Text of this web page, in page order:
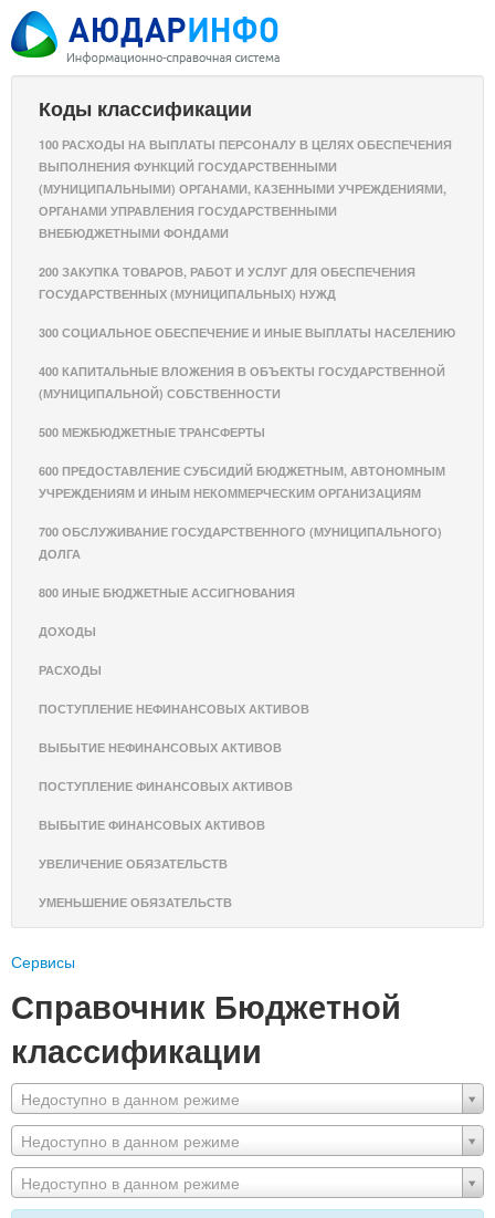
Коды классификации
100 РАСХОДЫ НА ВЫПЛАТЫ ПЕРСОНАЛУ В ЦЕЛЯХ ОБЕСПЕЧЕНИЯ
ВЫПОЛНЕНИЯ ФУНКЦИЙ ГОСУДАРСТВЕННЫМИ
(МУНИЦИПАЛЬНЫМИ) ОРГАНАМИ, КАЗЕННЫМИ УЧРЕЖДЕНИЯМИ,
ОРГАНАМИ УПРАВЛЕНИЯ ГОСУДАРСТВЕННЫМИ
ВНЕБЮДЖЕТНЫМИ ФОНДАМИ
200 ЗАКУПКА ТОВАРОВ, РАБОТ И УСЛУГ ДЛЯ ОБЕСПЕЧЕНИЯ
ГОСУДАРСТВЕННЫХ (МУНИЦИПАЛЬНЫХ) НУЖД
300 СОЦИАЛЬНОЕ ОБЕСПЕЧЕНИЕ И ИНЫЕ ВЫПЛАТЫ НАСЕЛЕНИЮ
400 КАПИТАЛЬНЫЕ ВЛОЖЕНИЯ В ОБЪЕКТЫ ГОСУДАРСТВЕННОЙ
(МУНИЦИПАЛЬНОЙ) СОБСТВЕННОСТИ
500 МЕЖБЮДЖЕТНЫЕ ТРАНСФЕРТЫ
600 ПРЕДОСТАВЛЕНИЕ СУБСИДИЙ БЮДЖЕТНЫМ, АВТОНОМНЫМ
УЧРЕЖДЕНИЯМ И ИНЫМ НЕКОММЕРЧЕСКИМ ОРГАНИЗАЦИЯМ
700 ОБСЛУЖИВАНИЕ ГОСУДАРСТВЕННОГО (МУНИЦИПАЛЬНОГО)
ДОЛГА
800 ИНЫЕ БЮДЖЕТНЫЕ АССИГНОВАНИЯ
ДОХОДЫ
РАСХОДЫ
ПОСТУПЛЕНИЕ НЕФИНАНСОВЫХ АКТИВОВ
ВЫБЫТИЕ НЕФИНАНСОВЫХ АКТИВОВ
ПОСТУПЛЕНИЕ ФИНАНСОВЫХ АКТИВОВ
ВЫБЫТИЕ ФИНАНСОВЫХ АКТИВОВ
УВЕЛИЧЕНИЕ ОБЯЗАТЕЛЬСТВ
УМЕНЬШЕНИЕ ОБЯЗАТЕЛЬСТВ
Сервисы
Справочник Бюджетной
классификации
Недоступно в данном режиме
Недоступно в данном режиме
Недоступно в данном режиме